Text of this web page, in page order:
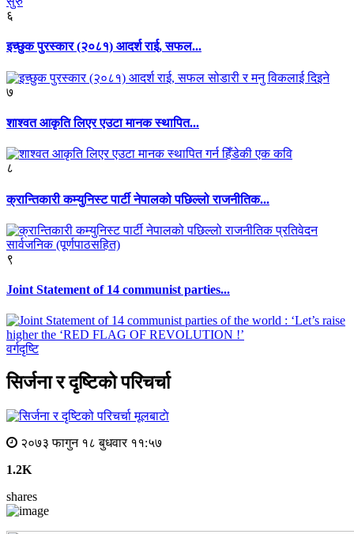
६
इच्छुक पुरस्कार (२०८१) आदर्श राई, सफल...
७
शाश्वत आकृति लिएर एउटा मानक स्थापित...
८
क्रान्तिकारी कम्युनिस्ट पार्टी नेपालको पछिल्लो राजनीतिक...
९
Joint Statement of 14 communist parties...
वर्गदृष्टि
सिर्जना र दृष्टिको परिचर्चा
मूलबाटाे
२०७३ फागुन १८ बुधवार ११:५७
1.2K
shares